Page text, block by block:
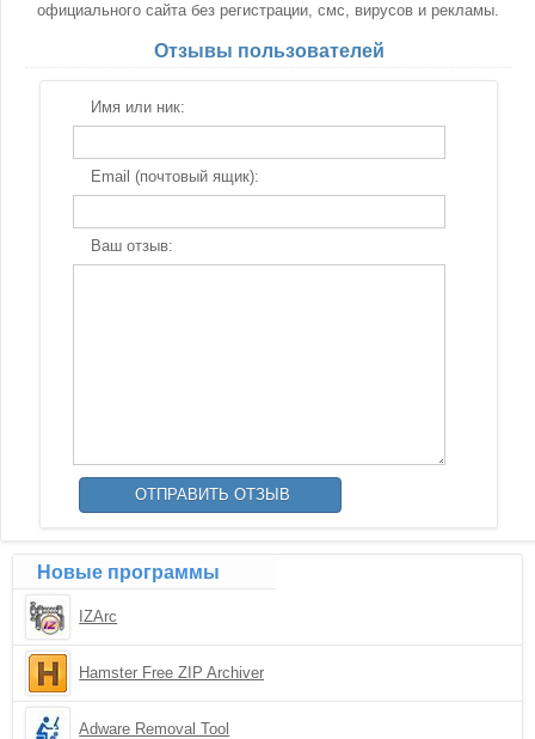
официального сайта без регистрации, смс, вирусов и рекламы.
Отзывы пользователей
Имя или ник:
Email (почтовый ящик):
Ваш отзыв:
Новые программы
IZArc
Hamster Free ZIP Archiver
Adware Removal Tool